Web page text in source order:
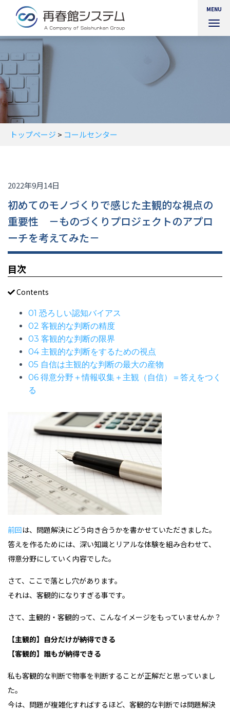
MENU
トップページ > コールセンター
2022年9月14日
初めてのモノづくりで感じた主観的な視点の
重要性 －ものづくりプロジェクトのアプロ
ーチを考えてみた－
目次
Contents
01 恐ろしい認知バイアス
02 客観的な判断の精度
03 客観的な判断の限界
04 主観的な判断をするための視点
05 自信は主観的な判断の最大の産物
06 得意分野＋情報収集＋主観（自信）＝答えをつく
る
前回は、問題解決にどう向き合うかを書かせていただきました。
答えを作るためには、深い知識とリアルな体験を組み合わせて、
得意分野にしていく内容でした。
さて、ここで落とし穴があります。
それは、客観的になりすぎる事です。
さて、主観的・客観的って、こんなイメージをもっていませんか？
【主観的】自分だけが納得できる
【客観的】誰もが納得できる
私も客観的な判断で物事を判断することが正解だと思っていまし
た。
今は、問題が複雑化すればするほど、客観的な判断では問題解決